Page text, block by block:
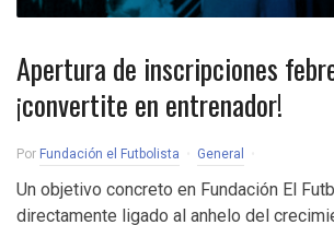
Apertura de inscripciones
¡convertite en entrenador!
Por Fundación el Futbolista General
Un objetivo concreto en Fundación El
directamente ligado al anhelo del